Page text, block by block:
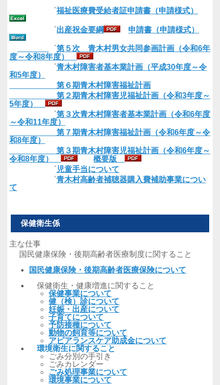
゜福祉医療費受給者証申請書（申請様式）
゜出産祝金要綱 申請書（申請様式）
゜第５次 青木村男女共同参画計画（令和6年
度～令和8年度）
゜青木村障害者基本業計画（平成30年度～令
和5年度）
第６期青木村障害福祉計画
第２期青木村障害児福祉計画（令和3年度～
5年度）
゜第３次青木村障害者基本業計画（令和6年度
～令和11年度）
第７期青木村障害福祉計画（令和6年度～令
和8年度）
第３期青木村障害児福祉計画（令和6年度～
令和8年度）
概要版
゜ 児童手当について
゜青木村高齢者補聴器購入費補助事業につい
て
保健衛生係
主な仕事
国民健康保険・後期高齢者医療制度に関すること
国民健康保険・後期高齢者医療保険について
保健衛生・健康増進に関すること
保健事業について
健（検）診について
妊娠・出産について
子育てについて
予防接種について
動物の飼育等について
アピアランスケア助成金について
環境衛生に関すること
ごみ分別の手引き
ごみカレンダー
ごみ処理事業について
環境事業について